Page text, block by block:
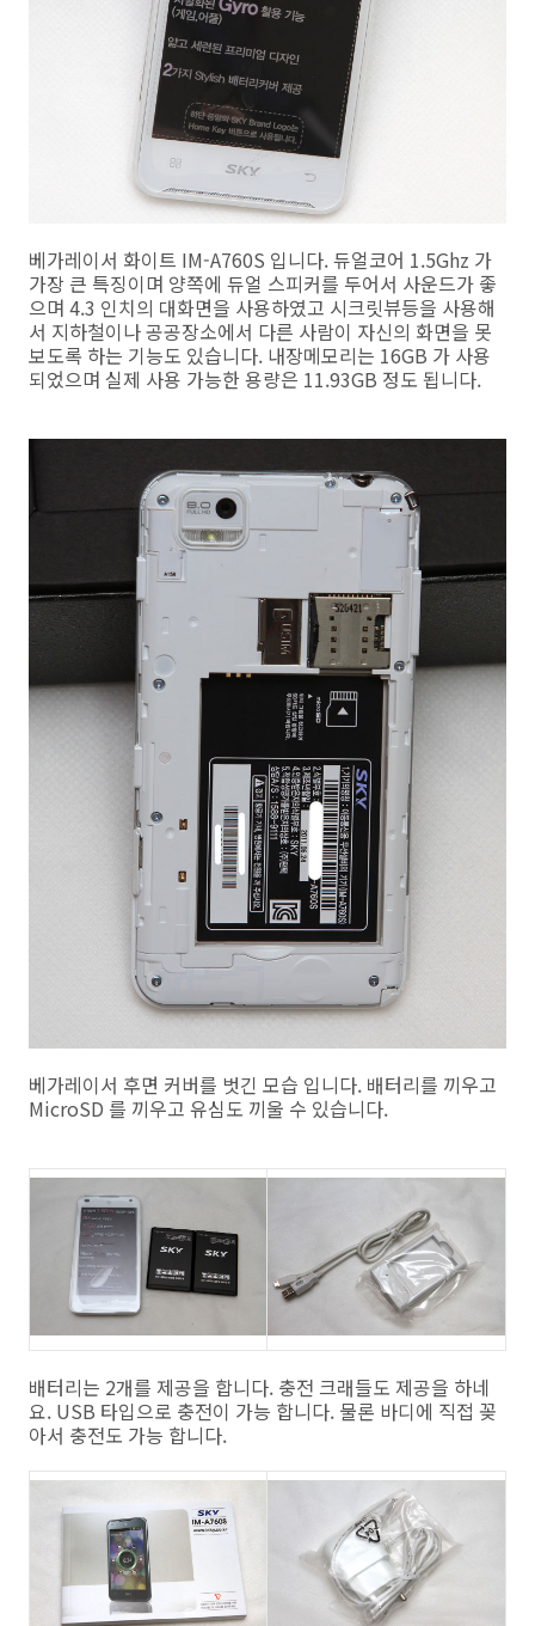
베가레이서 화이트 IM-A760S 입니다. 듀얼코어 1.5Ghz 가
가장 큰 특징이며 양쪽에 듀얼 스피커를 두어서 사운드가 좋
으며 4.3 인치의 대화면을 사용하였고 시크릿뷰등을 사용해
서 지하철이나 공공장소에서 다른 사람이 자신의 화면을 못
보도록 하는 기능도 있습니다. 내장메모리는 16GB 가 사용
되었으며 실제 사용 가능한 용량은 11.93GB 정도 됩니다.
베가레이서 후면 커버를 벗긴 모습 입니다. 배터리를 끼우고
MicroSD 를 끼우고 유심도 끼울 수 있습니다.
배터리는 2개를 제공을 합니다. 충전 크래들도 제공을 하네
요. USB 타입으로 충전이 가능 합니다. 물론 바디에 직접 꽂
아서 충전도 가능 합니다.